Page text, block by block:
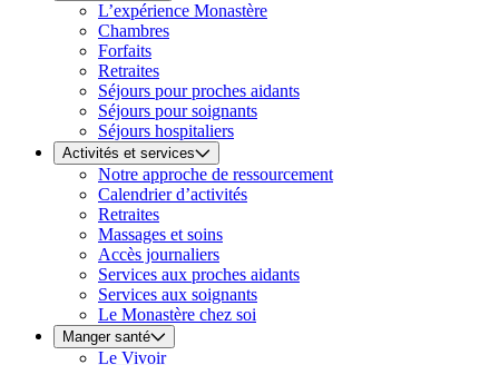
L’expérience Monastère
Chambres
Forfaits
Retraites
Séjours pour proches aidants
Séjours pour soignants
Séjours hospitaliers
Activités et services
Notre approche de ressourcement
Calendrier d’activités
Retraites
Massages et soins
Accès journaliers
Services aux proches aidants
Services aux soignants
Le Monastère chez soi
Manger santé
Le Vivoir